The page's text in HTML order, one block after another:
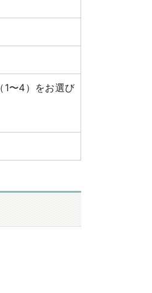
1〜4）をお選び